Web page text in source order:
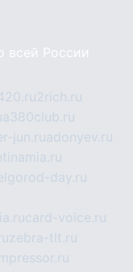
всей России
2rich.ru
a380club.ru
jun.ruadonyev.ru
day.ru
card-voice.ru
zebra-tlt.ru